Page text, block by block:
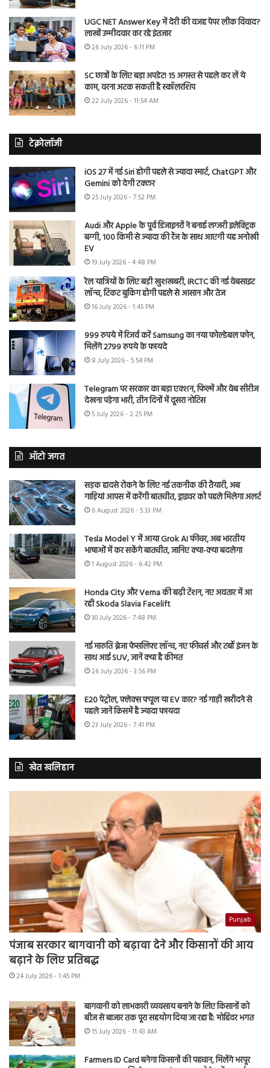
UGC NET Answer Key में देरी की वजह पेपर लीक विवाद?
लाखों उम्मीदवार कर रहे इंतजार
26 July 2026 - 6:11 PM
SC छात्रों के लिए बड़ा अपडेट! 15 अगस्त से पहले कर लें ये
काम, वरना अटक सकती है स्कॉलरशिप
22 July 2026 - 11:54 AM
टेक्नोलॉजी
iOS 27 में नई Siri होगी पहले से ज्यादा स्मार्ट, ChatGPT और
Gemini को देगी टक्कर
25 July 2026 - 7:52 PM
Audi और Apple के पूर्व डिजाइनरों ने बनाई लग्जरी इलेक्ट्रिक
बग्गी, 100 किमी से ज्यादा की रेंज के साथ आएगी यह अनोखी
EV
19 July 2026 - 4:48 PM
रेल यात्रियों के लिए बड़ी खुशखबरी, IRCTC की नई वेबसाइट
लॉन्च, टिकट बुकिंग होगी पहले से आसान और तेज
16 July 2026 - 1:45 PM
999 रुपये में रिजर्व करें Samsung का नया फोल्डेबल फोन,
मिलेंगे 2799 रुपये के फायदे
8 July 2026 - 5:54 PM
Telegram पर सरकार का बड़ा एक्शन, फिल्में और वेब सीरीज
देखना पड़ेगा भारी, तीन दिनों में दूसरा नोटिस
5 July 2026 - 2:25 PM
ऑटो जगत
सड़क हादसे रोकने के लिए नई तकनीक की तैयारी, अब
गाड़ियां आपस में करेंगी बातचीत, ड्राइवर को पहले मिलेगा अलर्ट
6 August 2026 - 5:33 PM
Tesla Model Y में आया Grok AI फीचर, अब भारतीय
भाषाओं में कर सकेंगे बातचीत, जानिए क्या-क्या बदलेगा
1 August 2026 - 6:42 PM
Honda City और Verna की बढ़ी टेंशन, नए अवतार में आ
रही Skoda Slavia Facelift
30 July 2026 - 7:48 PM
नई मारुति ब्रेजा फेसलिफ्ट लॉन्च, नए फीचर्स और टर्बो इंजन के
साथ आई SUV, जानें क्या है कीमत
26 July 2026 - 3:56 PM
E20 पेट्रोल, फ्लेक्स फ्यूल या EV कार? नई गाड़ी खरीदने से
पहले जानें किसमें है ज्यादा फायदा
23 July 2026 - 7:41 PM
खेत खलिहान
Punjab
पंजाब सरकार बागवानी को बढ़ावा देने और किसानों की आय
बढ़ाने के लिए प्रतिबद्ध
24 July 2026 - 1:45 PM
बागवानी को लाभकारी व्यवसाय बनाने के लिए किसानों को
बीज से बाजार तक पूरा सहयोग दिया जा रहा है: मोहिंदर भगत
15 July 2026 - 11:43 AM
Farmers ID Card बनेगा किसानों की पहचान, मिलेंगे भरपूर